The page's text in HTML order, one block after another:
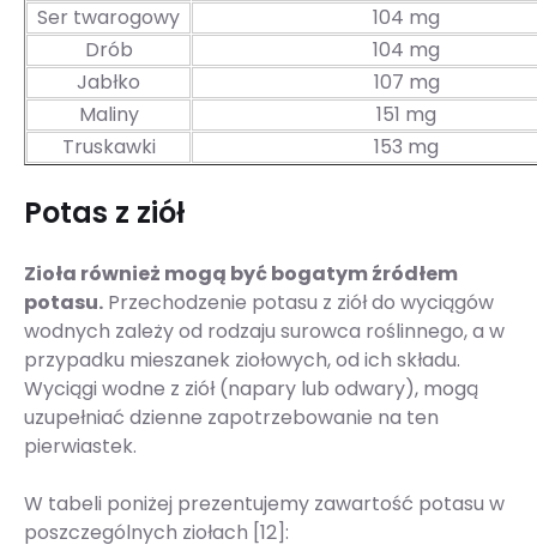
Ser twarogowy
104 mg
Drób
104 mg
Jabłko
107 mg
Maliny
151 mg
Truskawki
153 mg
Potas z ziół
Zioła również mogą być bogatym źródłem
potasu. Przechodzenie potasu z ziół do wyciągów
wodnych zależy od rodzaju surowca roślinnego, a w
przypadku mieszanek ziołowych, od ich składu.
Wyciągi wodne z ziół (napary lub odwary), mogą
uzupełniać dzienne zapotrzebowanie na ten
pierwiastek.
W tabeli poniżej prezentujemy zawartość potasu w
poszczególnych ziołach [12]: